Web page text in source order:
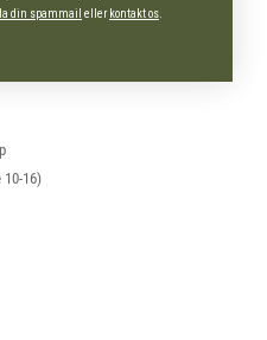
10-16)
din spammail ellerkontakt os